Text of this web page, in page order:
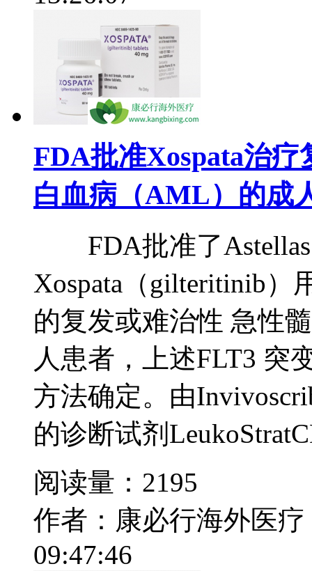
FDA批准Xospata治
白血病（AML）的成
FDA批准了Astellas
Xospata（gilteritinib）
的复发或难治性 急性
人患者，上述FLT3 突
方法确定。由
的诊断试剂
阅读量：2195
作者：康必行海外医疗
09:47:46